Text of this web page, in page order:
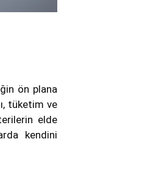
ön plana
tüketim ve
elde
kendini